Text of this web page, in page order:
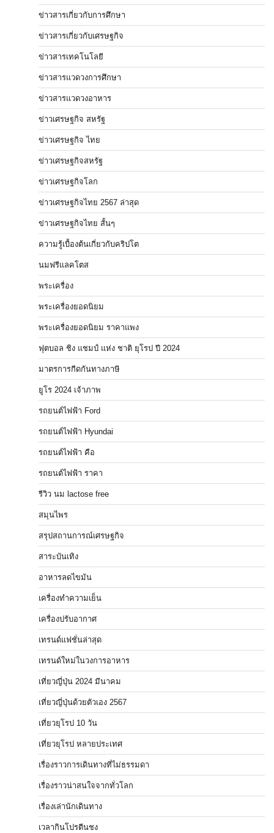
ข่าวสารเกี่ยวกับการศึกษา
ข่าวสารเกี่ยวกับเศรษฐกิจ
ข่าวสารเทคโนโลยี
ข่าวสารแวดวงการศึกษา
ข่าวสารแวดวงอาหาร
ข่าวเศรษฐกิจ สหรัฐ
ข่าวเศรษฐกิจ ไทย
ข่าวเศรษฐกิจสหรัฐ
ข่าวเศรษฐกิจโลก
ข่าวเศรษฐกิจไทย 2567 ล่าสุด
ข่าวเศรษฐกิจไทย สั้นๆ
ความรู้เบื้องต้นเกี่ยวกับคริปโต
นมฟรีแลคโตส
พระเครื่อง
พระเครื่องยอดนิยม
พระเครื่องยอดนิยม ราคาแพง
ฟุตบอล ชิง แชมป์ แห่ง ชาติ ยุโรป ปี 2024
มาตรการกีดกันทางภาษี
ยูโร 2024 เจ้าภาพ
รถยนต์ไฟฟ้า Ford
รถยนต์ไฟฟ้า Hyundai
รถยนต์ไฟฟ้า คือ
รถยนต์ไฟฟ้า ราคา
รีวิว นม lactose free
สมุนไพร
สรุปสถานการณ์เศรษฐกิจ
สาระบันเทิง
อาหารลดไขมัน
เครื่องทำความเย็น
เครื่องปรับอากาศ
เทรนด์แฟชั่นล่าสุด
เทรนด์ใหม่ในวงการอาหาร
เที่ยวญี่ปุ่น 2024 มีนาคม
เที่ยวญี่ปุ่นด้วยตัวเอง 2567
เที่ยวยุโรป 10 วัน
เที่ยวยุโรป หลายประเทศ
เรื่องราวการเดินทางที่ไม่ธรรมดา
เรื่องราวน่าสนใจจากทั่วโลก
เรื่องเล่านักเดินทาง
เวลากินโปรตีนชง